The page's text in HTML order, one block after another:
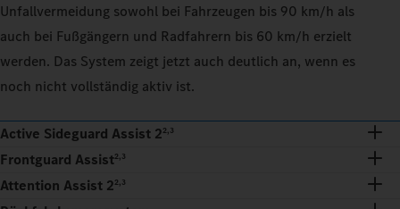
Unfallvermeidung sowohl bei Fahrzeugen bis 90 km/h als
auch bei Fußgängern und Radfahrern bis 60 km/h erzielt
werden. Das System zeigt jetzt auch deutlich an, wenn es
noch nicht vollständig aktiv ist.
Active Sideguard Assist 22,3
Frontguard Assist2,3
Attention Assist 22,3